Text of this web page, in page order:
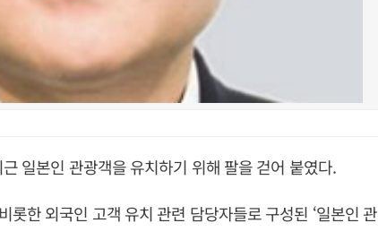
일본인 관광객을 유치하기 위해 팔을 걷어 붙였다.
롯한 외국인 고객 유치 관련 담당자들로 구성된 ‘일본인 관